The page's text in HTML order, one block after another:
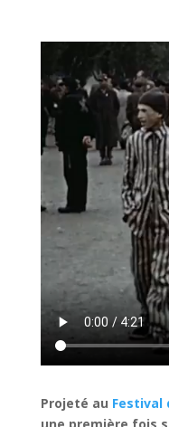
Projeté au Festival